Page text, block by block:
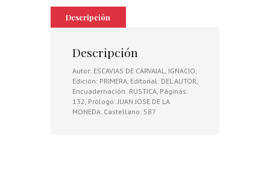
solamente
la
enseñanza
cantidad
Descripción
Descripción
Autor: ESCAVIAS DE CARVAJAL, IGNACIO,
Edición: PRIMERA, Editorial: DEL AUTOR,
Encuadernación: RUSTICA, Páginas:
132, Prólogo: JUAN JOSE DE LA
MONEDA. Castellano: 587